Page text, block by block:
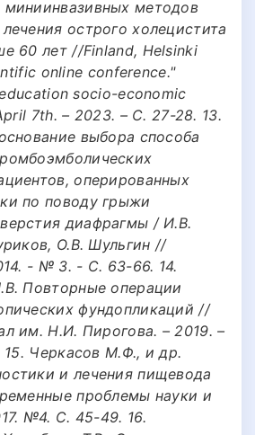
миниинвазивных методов
острого холецистита
60 лет //Finland, Helsinki
online conference."
socio-economic
7th. – 2023. – С. 27-28. 13.
выбора способа
оперированных
по поводу грыжи
диафрагмы / И.В.
О.В. Шульгин //
- № 3. - С. 63-66. 14.
Повторные операции
фундопликаций //
им. Н.И. Пирогова. – 2019. –
Черкасов М.Ф., и др.
и лечения пищевода
проблемы науки и
№4. С. 45-49. 16.